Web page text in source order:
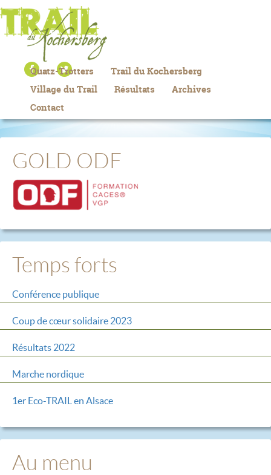
Quatz-Trotters
Trail du Kochersberg
Village du Trail
Résultats
Archives
Contact
GOLD ODF
Temps forts
Conférence publique
Coup de cœur solidaire 2023
Résultats 2022
Marche nordique
1er Eco-TRAIL en Alsace
Au menu